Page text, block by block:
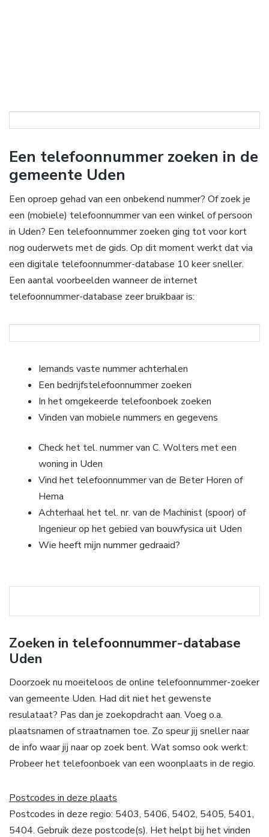
Een telefoonnummer zoeken in de
gemeente Uden
Een oproep gehad van een onbekend nummer? Of zoek je
een (mobiele) telefoonnummer van een winkel of persoon
in Uden? Een telefoonnummer zoeken ging tot voor kort
nog ouderwets met de gids. Op dit moment werkt dat via
een digitale telefoonnummer-database 10 keer sneller.
Een aantal voorbeelden wanneer de internet
telefoonnummer-database zeer bruikbaar is:
Iemands vaste nummer achterhalen
Een bedrijfstelefoonnummer zoeken
In het omgekeerde telefoonboek zoeken
Vinden van mobiele nummers en gegevens
Check het tel. nummer van C. Wolters met een
woning in Uden
Vind het telefoonnummer van de Beter Horen of
Hema
Achterhaal het tel. nr. van de Machinist (spoor) of
Ingenieur op het gebied van bouwfysica uit Uden
Wie heeft mijn nummer gedraaid?
Zoeken in telefoonnummer-database
Uden
Doorzoek nu moeiteloos de online telefoonnummer-zoeker
van gemeente Uden. Had dit niet het gewenste
resulataat? Pas dan je zoekopdracht aan. Voeg o.a.
plaatsnamen of straatnamen toe. Zo speur jij sneller naar
de info waar jij naar op zoek bent. Wat somso ook werkt:
Probeer het telefoonboek van een woonplaats in de regio.
Postcodes in deze plaats
Postcodes in deze regio: 5403, 5406, 5402, 5405, 5401,
5404. Gebruik deze postcode(s). Het helpt bij het vinden